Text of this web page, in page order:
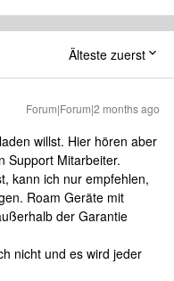
Älteste zuerst
Forum|Forum|2 months ago
willst. Hier hören aber
Support Mitarbeiter.
kann ich nur empfehlen,
Roam Geräte mit
der Garantie
nicht und es wird jeder